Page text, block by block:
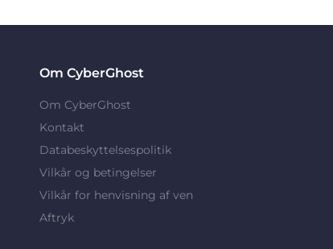
Om CyberGhost
Om CyberGhost
Kontakt
Databeskyttelsespolitik
Vilkår og betingelser
Vilkår for henvisning af ven
Aftryk